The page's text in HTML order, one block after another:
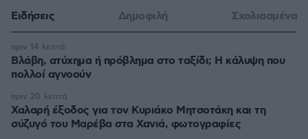
Ειδήσεις Δημοφιλή Σχολιασμένα
Βλάβη, ατύχημα ή πρόβλημα στο ταξίδι; Η κάλυψη που
πολλοί αγνοούν
πριν 14 λεπτά
Χαλαρή έξοδος για τον Κυριάκο Μητσοτάκη και τη
σύζυγό του Μαρέβα στα Χανιά, φωτογραφίες
πριν 20 λεπτά